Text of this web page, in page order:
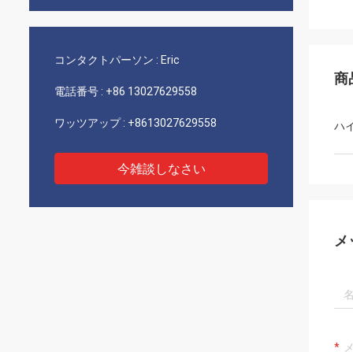
コンタクトパーソン : Eric
電話番号 : +86 13027629558
ワッツアップ : +8613027629558
今雑談しなさい
商
ハ